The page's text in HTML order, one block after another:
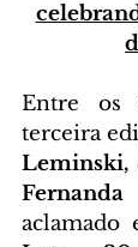
Entre os
terceira
Leminski,
aclamado